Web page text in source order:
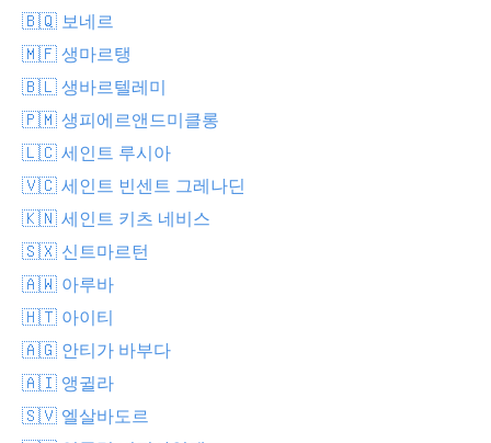
🇧🇶 보네르
🇲🇫 생마르탱
🇧🇱 생바르텔레미
🇵🇲 생피에르앤드미클롱
🇱🇨 세인트 루시아
🇻🇨 세인트 빈센트 그레나딘
🇰🇳 세인트 키츠 네비스
🇸🇽 신트마르턴
🇦🇼 아루바
🇭🇹 아이티
🇦🇬 안티가 바부다
🇦🇮 앵귈라
🇸🇻 엘살바도르